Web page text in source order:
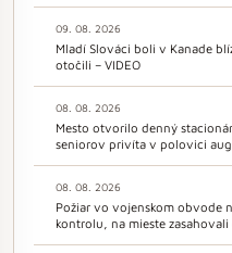
09. 08. 2026
Mladí Slováci boli v Kanade
otočili – VIDEO
08. 08. 2026
Mesto otvorilo denný
seniorov privíta v polovici
08. 08. 2026
Požiar vo vojenskom obvode
kontrolu, na mieste zasahovali